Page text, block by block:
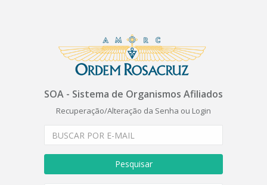
SOA - Sistema de Organismos Afiliados
Recuperação/Alteração da Senha ou Login
Pesquisar